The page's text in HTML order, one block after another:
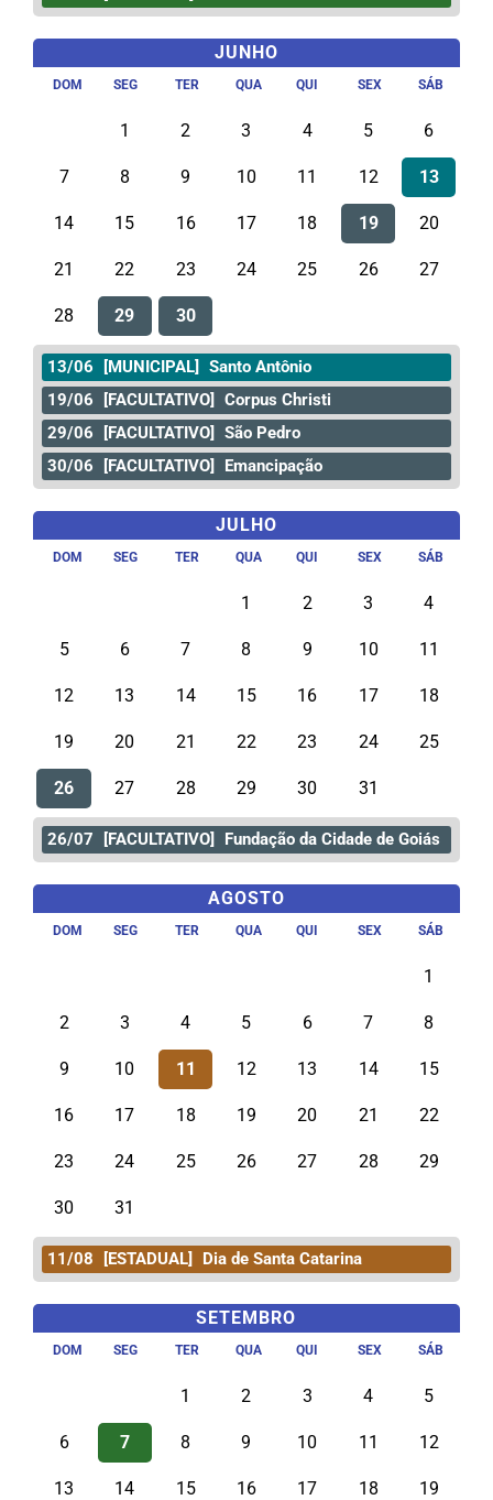
JUNHO
DOM SEG TER QUA QUI SEX SÁB
1 2 3 4 5 6
7 8 9 10 11 12 13
14 15 16 17 18 19 20
21 22 23 24 25 26 27
28 29 30
13/06 [MUNICIPAL]
Santo Antônio
19/06
[FACULTATIVO]
Corpus Christi
29/06
[FACULTATIVO]
São Pedro
30/06
[FACULTATIVO] Emancipação
JULHO
DOM SEG TER QUA QUI SEX SÁB
1 2 3 4
5 6 7 8 9 10 11
12 13 14 15 16 17 18
19 20 21 22 23 24 25
26 27 28 29 30 31
26/07 [FACULTATIVO] Fundação da Cidade de Goiás
AGOSTO
DOM SEG TER QUA QUI SEX SÁB
1
2 3 4 5 6 7 8
9 10 11 12 13 14 15
16 17 18 19 20 21 22
23 24 25 26 27 28 29
30 31
11/08 [ESTADUAL] Dia de Santa Catarina
SETEMBRO
DOM SEG TER QUA QUI SEX SÁB
1 2 3 4 5
6 7 8 9 10 11 12
13 14 15 16 17 18 19